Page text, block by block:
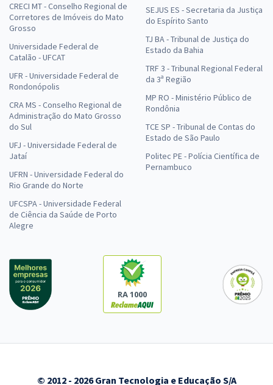
CRECI MT - Conselho Regional de
Corretores de Imóveis do Mato
Grosso
Universidade Federal de
Catalão - UFCAT
UFR - Universidade Federal de
Rondonópolis
CRA MS - Conselho Regional de
Administração do Mato Grosso
do Sul
UFJ - Universidade Federal de
Jataí
UFRN - Universidade Federal do
Rio Grande do Norte
UFCSPA - Universidade Federal
de Ciência da Saúde de Porto
Alegre
SEJUS ES - Secretaria da Justiça
do Espírito Santo
TJ BA - Tribunal de Justiça do
Estado da Bahia
TRF 3 - Tribunal Regional Federal
da 3ª Região
MP RO - Ministério Público de
Rondônia
TCE SP - Tribunal de Contas do
Estado de São Paulo
Politec PE - Polícia Científica de
Pernambuco
RA 1000
© 2012 - 2026 Gran Tecnologia e Educação S/A